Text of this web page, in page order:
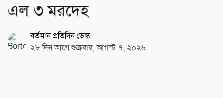
এল ৩ মরদেহ
বর্তমান প্রতিদিন ডেস্ক:
২৮ দিন আগে শুক্রবার, আগস্ট ৭, ২০২৬